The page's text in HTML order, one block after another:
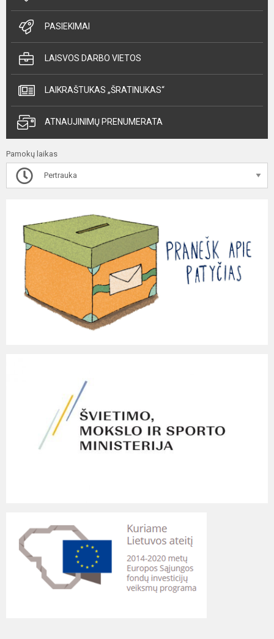
PASIEKIMAI
LAISVOS DARBO VIETOS
LAIKRAŠTUKAS „ŠRATINUKAS“
ATNAUJINIMŲ PRENUMERATA
Pamokų laikas
Pertrauka